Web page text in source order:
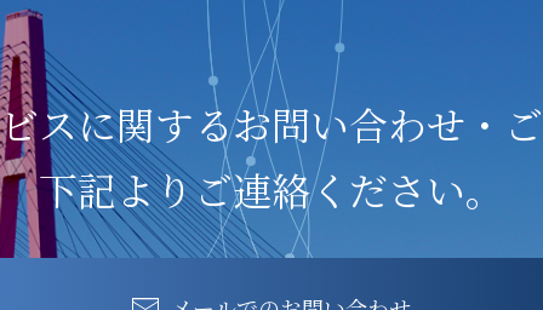
スに関するお問い合わせ・
下記よりご連絡ください。